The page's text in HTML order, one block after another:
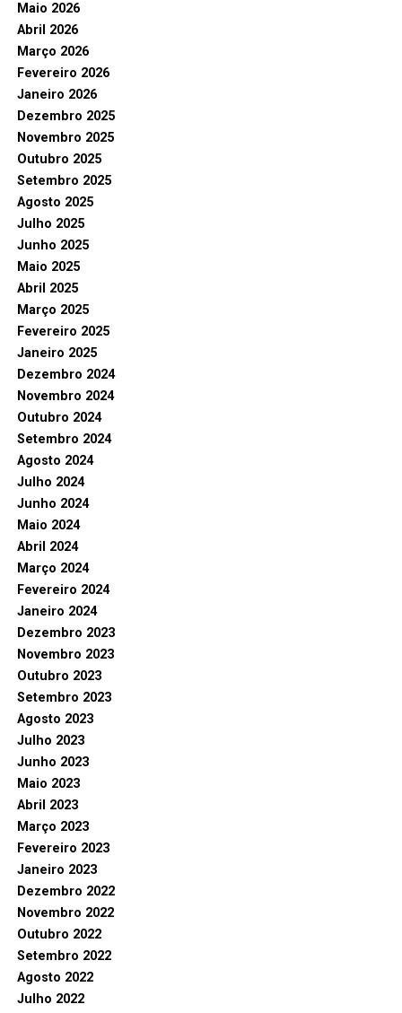
Maio 2026
Abril 2026
Março 2026
Fevereiro 2026
Janeiro 2026
Dezembro 2025
Novembro 2025
Outubro 2025
Setembro 2025
Agosto 2025
Julho 2025
Junho 2025
Maio 2025
Abril 2025
Março 2025
Fevereiro 2025
Janeiro 2025
Dezembro 2024
Novembro 2024
Outubro 2024
Setembro 2024
Agosto 2024
Julho 2024
Junho 2024
Maio 2024
Abril 2024
Março 2024
Fevereiro 2024
Janeiro 2024
Dezembro 2023
Novembro 2023
Outubro 2023
Setembro 2023
Agosto 2023
Julho 2023
Junho 2023
Maio 2023
Abril 2023
Março 2023
Fevereiro 2023
Janeiro 2023
Dezembro 2022
Novembro 2022
Outubro 2022
Setembro 2022
Agosto 2022
Julho 2022